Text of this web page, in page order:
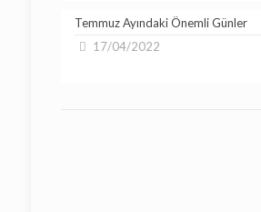
Temmuz Ayındaki Önemli Günler
17/04/2022